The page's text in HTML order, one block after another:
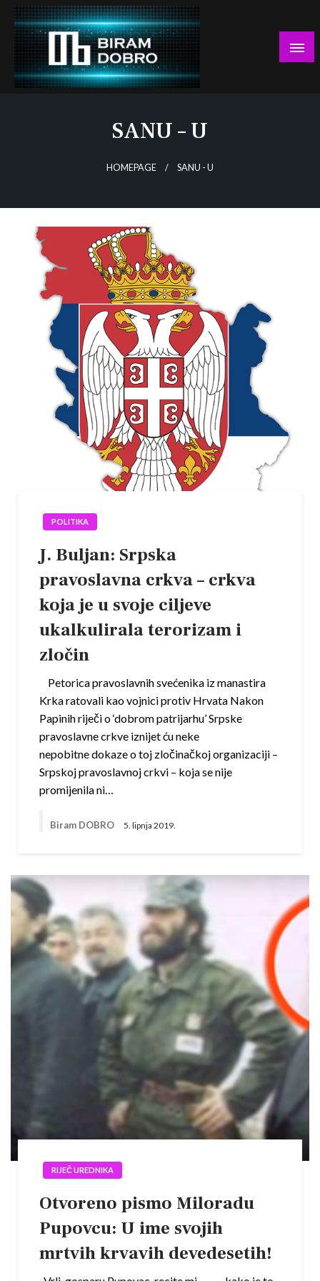
Skip
content
SANU – U
HOMEPAGE SANU - U
POLITIKA
J. Buljan: Srpska
pravoslavna crkva – crkva
koja je u svoje ciljeve
ukalkulirala terorizam i
zločin
Petorica pravoslavnih svećenika iz manastira
Krka ratovali kao vojnici protiv Hrvata Nakon
Papinih riječi o ‘dobrom patrijarhu’ Srpske
pravoslavne crkve iznijet ću neke
nepobitne dokaze o toj zločinačkoj organizaciji –
Srpskoj pravoslavnoj crkvi – koja se nije
promijenila ni…
Biram DOBRO 5. lipnja 2019.
RIJEČ UREDNIKA
Otvoreno pismo Miloradu
Pupovcu: U ime svojih
mrtvih krvavih devedesetih!